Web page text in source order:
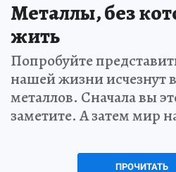
Металлы, без
жить
Попробуйте
нашей жизни исчезнут
металлов. Сначала вы
заметите. А затем мир
ПРОЧИТАТЬ